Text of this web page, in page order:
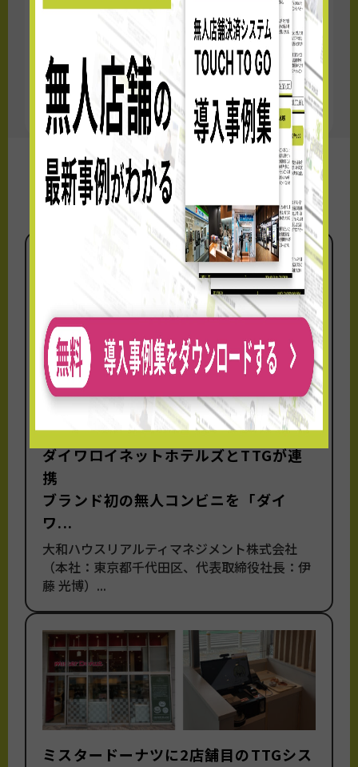
マネー、クレジットカード、現金
店舗面積 ：約24㎡
取扱品目 ：約350種類
≫プレスリリースはこちら
OPEN情報
ダイワロイネットホテルズとTTGが連
携
ブランド初の無人コンビニを「ダイ
ワ...
大和ハウスリアルティマネジメント株式会社
（本社：東京都千代田区、代表取締役社長：伊
藤 光博）...
ミスタードーナツに2店舗目のTTGシス